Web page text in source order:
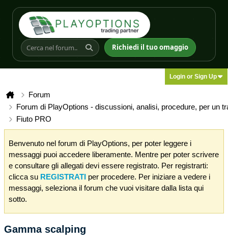
Richiedi il tuo omaggio
Login or Sign Up
Forum
Forum di PlayOptions - discussioni, analisi, procedure, per un
Fiuto PRO
Benvenuto nel forum di PlayOptions, per poter leggere i
messaggi puoi accedere liberamente. Mentre per poter scrivere
e consultare gli allegati devi essere registrato. Per registrarti:
clicca su REGISTRATI per procedere. Per iniziare a vedere i
messaggi, seleziona il forum che vuoi visitare dalla lista qui
sotto.
Gamma scalping